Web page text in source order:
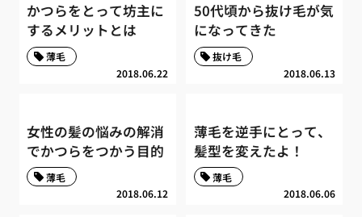
かつらをとって坊主に
するメリットとは
2018.06.22
薄毛
50代頃から抜け毛が気
になってきた
2018.06.13
抜け毛
女性の髪の悩みの解消
でかつらをつかう目的
2018.06.12
薄毛
薄毛を逆手にとって、
髪型を変えたよ！
2018.06.06
薄毛